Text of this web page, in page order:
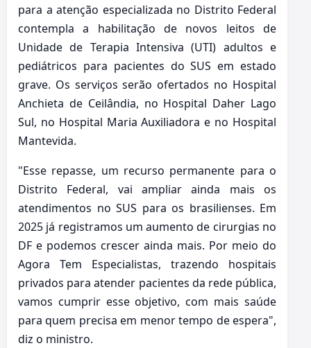
para a atenção especializada no Distrito Federal
contempla a habilitação de novos leitos de
Unidade de Terapia Intensiva (UTI) adultos e
pediátricos para pacientes do SUS em estado
grave. Os serviços serão ofertados no Hospital
Anchieta de Ceilândia, no Hospital Daher Lago
Sul, no Hospital Maria Auxiliadora e no Hospital
Mantevida.
"Esse repasse, um recurso permanente para o
Distrito Federal, vai ampliar ainda mais os
atendimentos no SUS para os brasilienses. Em
2025 já registramos um aumento de cirurgias no
DF e podemos crescer ainda mais. Por meio do
Agora Tem Especialistas, trazendo hospitais
privados para atender pacientes da rede pública,
vamos cumprir esse objetivo, com mais saúde
para quem precisa em menor tempo de espera",
diz o ministro.